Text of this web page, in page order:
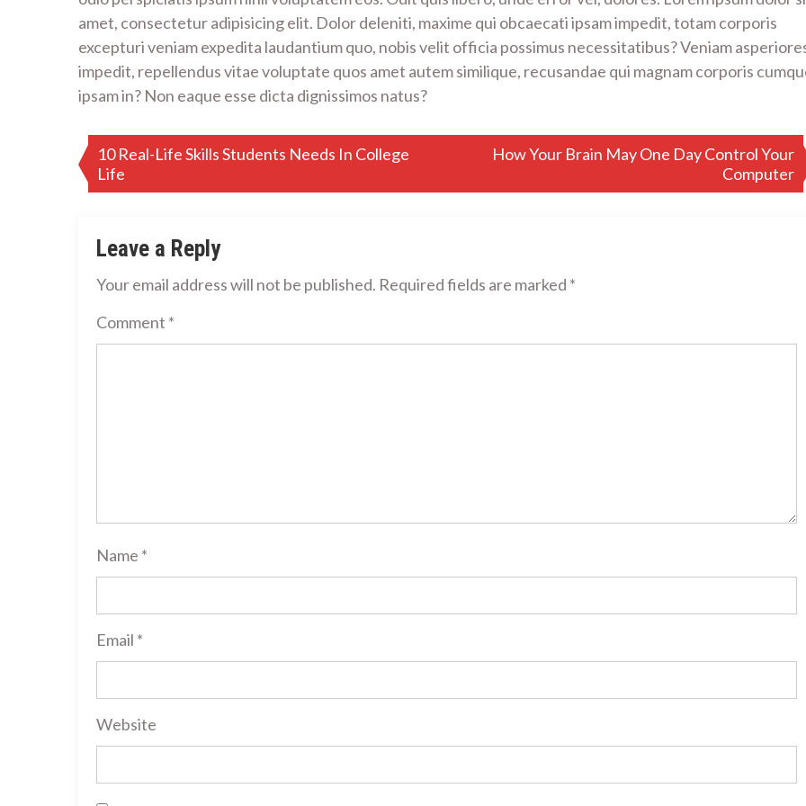
amet, consectetur adipisicing elit. Dolor deleniti, maxime qui obcaecati ipsam impedit, totam corporis
excepturi veniam expedita laudantium quo, nobis velit officia possimus necessitatibus? Veniam
impedit, repellendus vitae voluptate quos amet autem similique, recusandae qui magnam corporis
ipsam in? Non eaque esse dicta dignissimos natus?
Post
10 Real-Life Skills Students Needs In College
Life
How Your Brain May One Day Control Your
Computer
Leave a Reply
Your email address will not be published. Required fields are marked *
Comment *
Name *
Email *
Website